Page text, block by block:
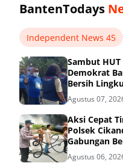
BantenTodays
Independent News 45
Sambut
Demokrat
Bersih
Kesehatan
Agustus 07,
Aksi Cepat
Polsek
Gabungan
Kebakaran
Agustus 06,